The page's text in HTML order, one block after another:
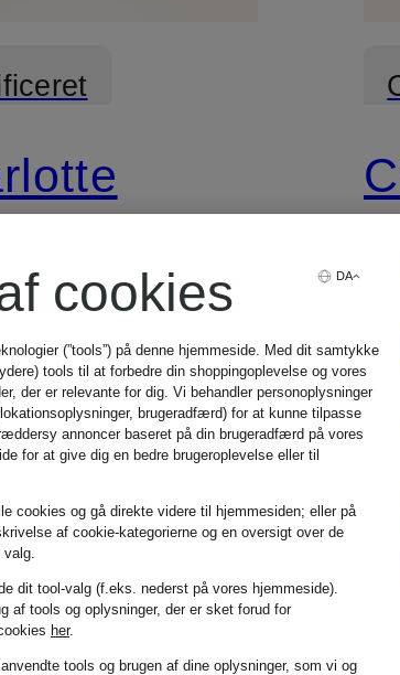
FELINE
kr
kr / 1 l)
DA
cookies
(”tools”) på denne hjemmeside. Med dit samtykke
tools til at forbedre din shoppingoplevelse og vores
der er relevante for dig. Vi behandler personoplysninger
brugeradfærd) for at kunne tilpasse
annoncer baseret på din brugeradfærd på vores
for at give dig en bedre brugeroplevelse eller til
cookies og gå direkte videre til hjemmesiden; eller på
af cookie-kategorierne og en oversigt over de
valg.
dit tool-valg (f.eks. nederst på vores hjemmeside).
af tools og oplysninger, der er sket forud for
her.
tools og brugen af dine oplysninger, som vi og